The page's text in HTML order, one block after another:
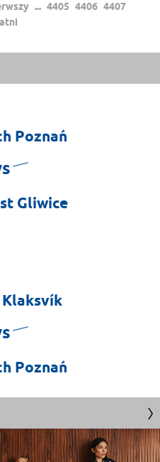
... 4405 4406 4407
Poznań
Gliwice
Klaksvík
Poznań